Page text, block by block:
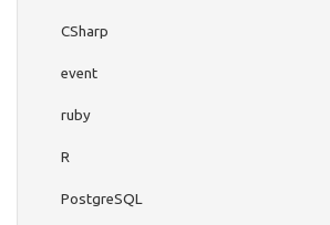
CSharp
event
ruby
R
PostgreSQL